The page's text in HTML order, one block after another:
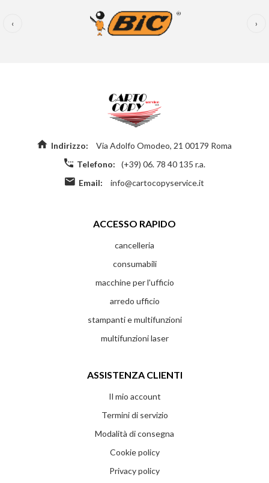
‹ ›
Indirizzo:
Via Adolfo Omodeo, 21 00179 Roma
Telefono:
(+39) 06. 78 40 135 r.a.
Email:
info@cartocopyservice.it
ACCESSO RAPIDO
cancelleria
consumabili
macchine per l'ufficio
arredo ufficio
stampanti e multifunzioni
multifunzioni laser
ASSISTENZA CLIENTI
Il mio account
Termini di servizio
Modalità di consegna
Cookie policy
Privacy policy